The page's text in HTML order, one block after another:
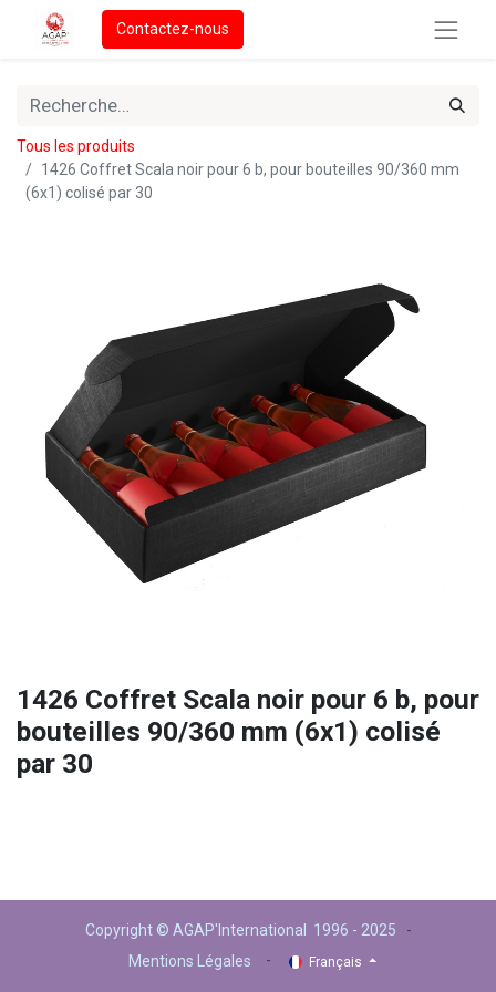
Contactez-nous
Tous les produits
1426 Coffret Scala noir pour 6 b, pour bouteilles 90/360 mm
(6x1) colisé par 30
1426 Coffret Scala noir pour 6 b, pour
bouteilles 90/360 mm (6x1) colisé
par 30
Copyright © AGAP'International 1996 - 2025 -
Mentions Légales
- Français